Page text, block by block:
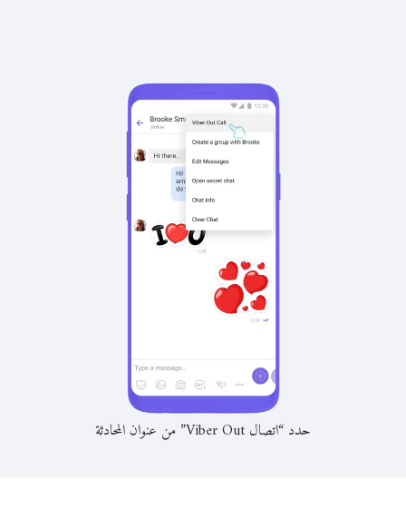
حدد “اتصال Viber Out” من عنوان المحادثة